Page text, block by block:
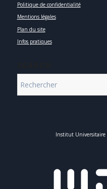
Politique de confidentialité
Mentions légales
Plan du site
Infos pratiques
Institut Universitaire